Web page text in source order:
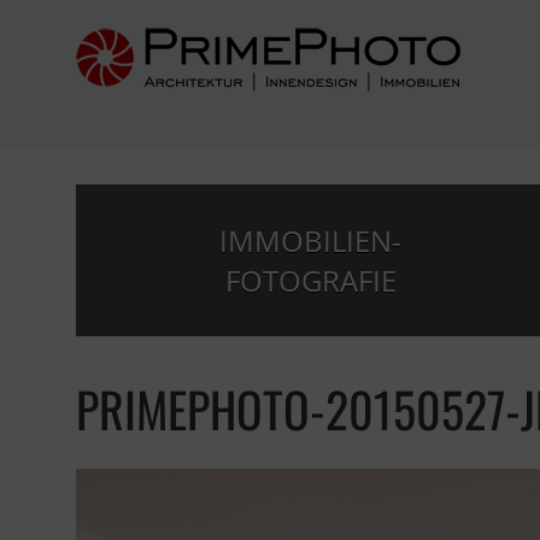
IMMOBILIEN-
FOTOGRAFIE
PRIMEPHOTO-20150527-